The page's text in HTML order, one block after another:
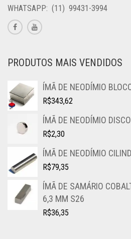
WHATSAPP: (11) 99431-3994
PRODUTOS MAIS VENDIDOS
ÍMÃ DE NEODÍMIO
R$343,62
ÍMÃ DE NEODÍMIO
R$2,30
ÍMÃ DE NEODÍMIO
R$79,35
ÍMÃ DE SAMÁRIO
6,3 MM S26
R$36,35